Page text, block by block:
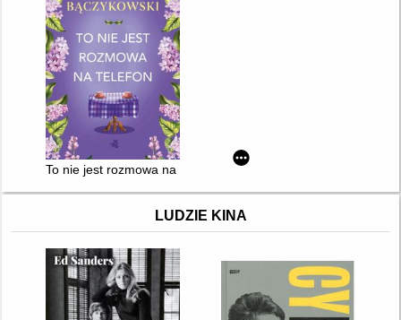
To nie jest rozmowa na telefon
LUDZIE KINA